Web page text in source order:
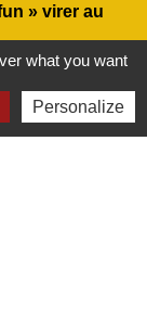
» virer au
VNF
sur les
what you want
Personalize